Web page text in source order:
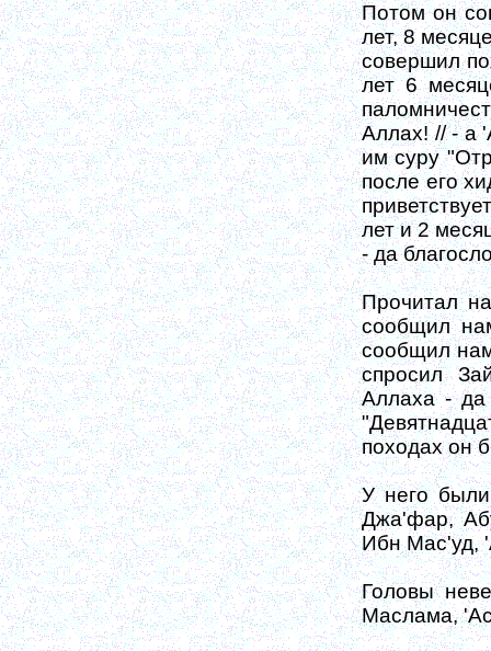
Потом он
лет, 8
со­вершил
лет 6
Аллах! // - а
им суру
после его
лет и 2
- да
Прочитал
сообщил
сооб­щил
спро­сил
Аллаха - да
походах он
У него
Джа'фар,
Ибн Мас'уд,
Головы
Маслама,